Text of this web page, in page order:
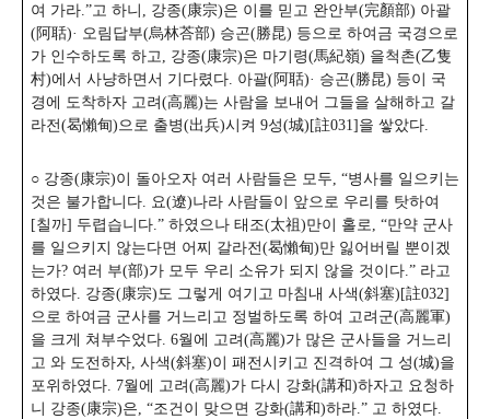
여 가라.”고 하니, 강종(康宗)은 이를 믿고 완안부(完顏部) 아괄
(阿聒)· 오림답부(烏林荅部) 승곤(勝昆) 등으로 하여금 국경으로
가 인수하도록 하고, 강종(康宗)은 마기령(馬紀嶺) 을척촌(乙隻
村)에서 사냥하면서 기다렸다. 아괄(阿聒)· 승곤(勝昆) 등이 국
경에 도착하자 고려(高麗)는 사람을 보내어 그들을 살해하고 갈
라전(曷懶甸)으로 출병(出兵)시켜 9성(城)[註031]을 쌓았다.
○ 강종(康宗)이 돌아오자 여러 사람들은 모두, “병사를 일으키는
것은 불가합니다. 요(遼)나라 사람들이 앞으로 우리를 탓하여
[칠까] 두렵습니다.” 하였으나 태조(太祖)만이 홀로, “만약 군사
를 일으키지 않는다면 어찌 갈라전(曷懶甸)만 잃어버릴 뿐이겠
는가? 여러 부(部)가 모두 우리 소유가 되지 않을 것이다.” 라고
하였다. 강종(康宗)도 그렇게 여기고 마침내 사색(斜塞)[註032]
으로 하여금 군사를 거느리고 정벌하도록 하여 고려군(高麗軍)
을 크게 쳐부수었다. 6월에 고려(高麗)가 많은 군사들을 거느리
고 와 도전하자, 사색(斜塞)이 패전시키고 진격하여 그 성(城)을
포위하였다. 7월에 고려(高麗)가 다시 강화(講和)하자고 요청하
니 강종(康宗)은, “조건이 맞으면 강화(講和)하라.” 고 하였다.